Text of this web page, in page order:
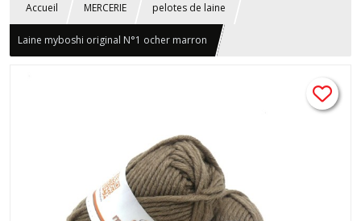
Accueil MERCERIE pelotes de laine
Laine myboshi original N°1 ocher marron